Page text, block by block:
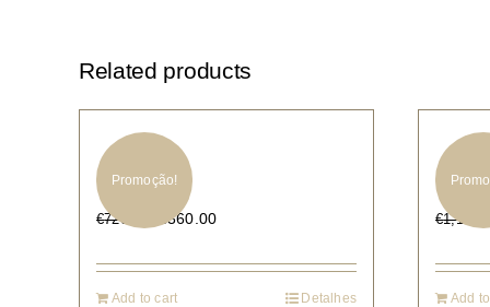
Related products
Promoção!
5410
€720.00 360.00
Add to cart Detalhes
€
Add